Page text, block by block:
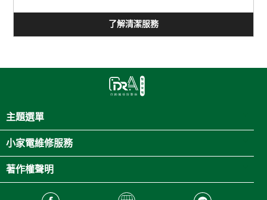
了解清潔服務
主題選單
小家電維修服務
著作權聲明